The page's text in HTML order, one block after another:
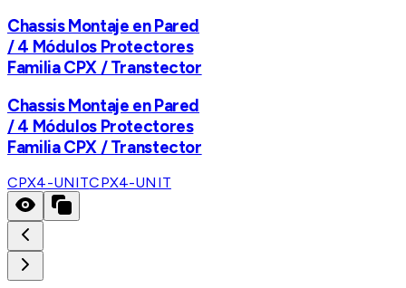
Chassis Montaje en Pared
/ 4 Módulos Protectores
Familia CPX / Transtector
Chassis Montaje en Pared
/ 4 Módulos Protectores
Familia CPX / Transtector
CPX4-UNITCPX4-UNIT